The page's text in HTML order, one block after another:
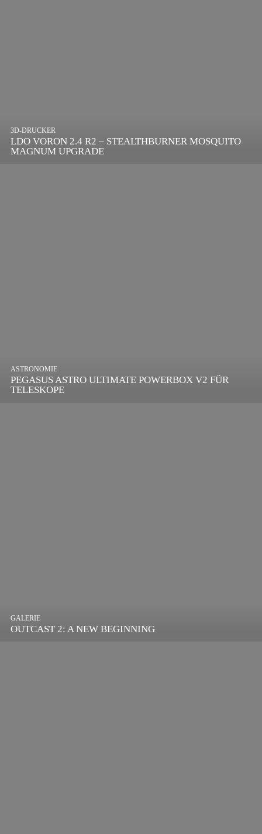
LDO VORON 2.4 R2 – STEALTHBURNER MOSQUITO
MAGNUM UPGRADE
3D-DRUCKER
PEGASUS ASTRO ULTIMATE POWERBOX V2 FÜR
TELESKOPE
ASTRONOMIE
OUTCAST 2: A NEW BEGINNING
GALERIE